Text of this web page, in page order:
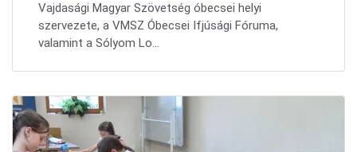
Vajdasági Magyar Szövetség óbecsei helyi
szervezete, a VMSZ Óbecsei Ifjúsági Fóruma,
valamint a Sólyom Lo...